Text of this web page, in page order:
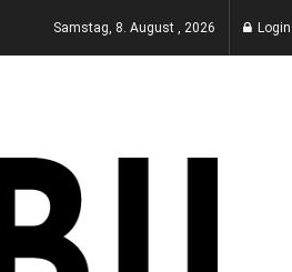
Samstag, 8. August , 2026 Login